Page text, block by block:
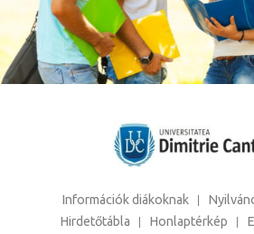
Információk diákoknak
Hirdetőtábla
Honlaptérkép